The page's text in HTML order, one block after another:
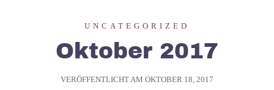
UNCATEGORIZED
Oktober 2017
VERÖFFENTLICHT AM OKTOBER 18, 2017